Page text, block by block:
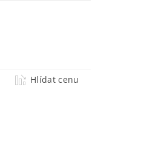
Hlídat cenu